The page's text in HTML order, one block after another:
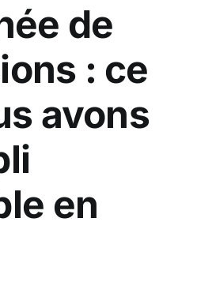
de
: ce
avons
en